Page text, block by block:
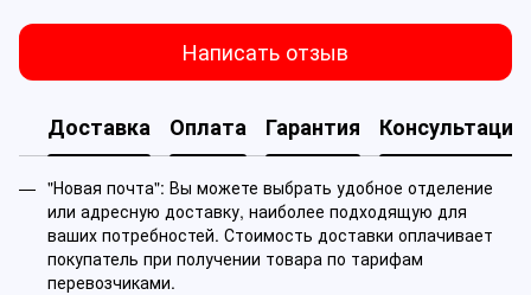
Написать отзыв
Доставка Оплата Гарантия Консультация
"Новая почта": Вы можете выбрать удобное отделение
или адресную доставку, наиболее подходящую для
ваших потребностей. Стоимость доставки оплачивает
покупатель при получении товара по тарифам
перевозчиками.